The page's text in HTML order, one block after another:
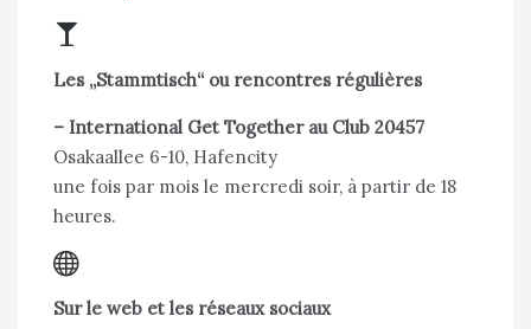
Les „Stammtisch“ ou rencontres régulières
– International Get Together au Club 20457
Osakaallee 6-10, Hafencity
une fois par mois le mercredi soir, à partir de 18
heures.
Sur le web et les réseaux sociaux